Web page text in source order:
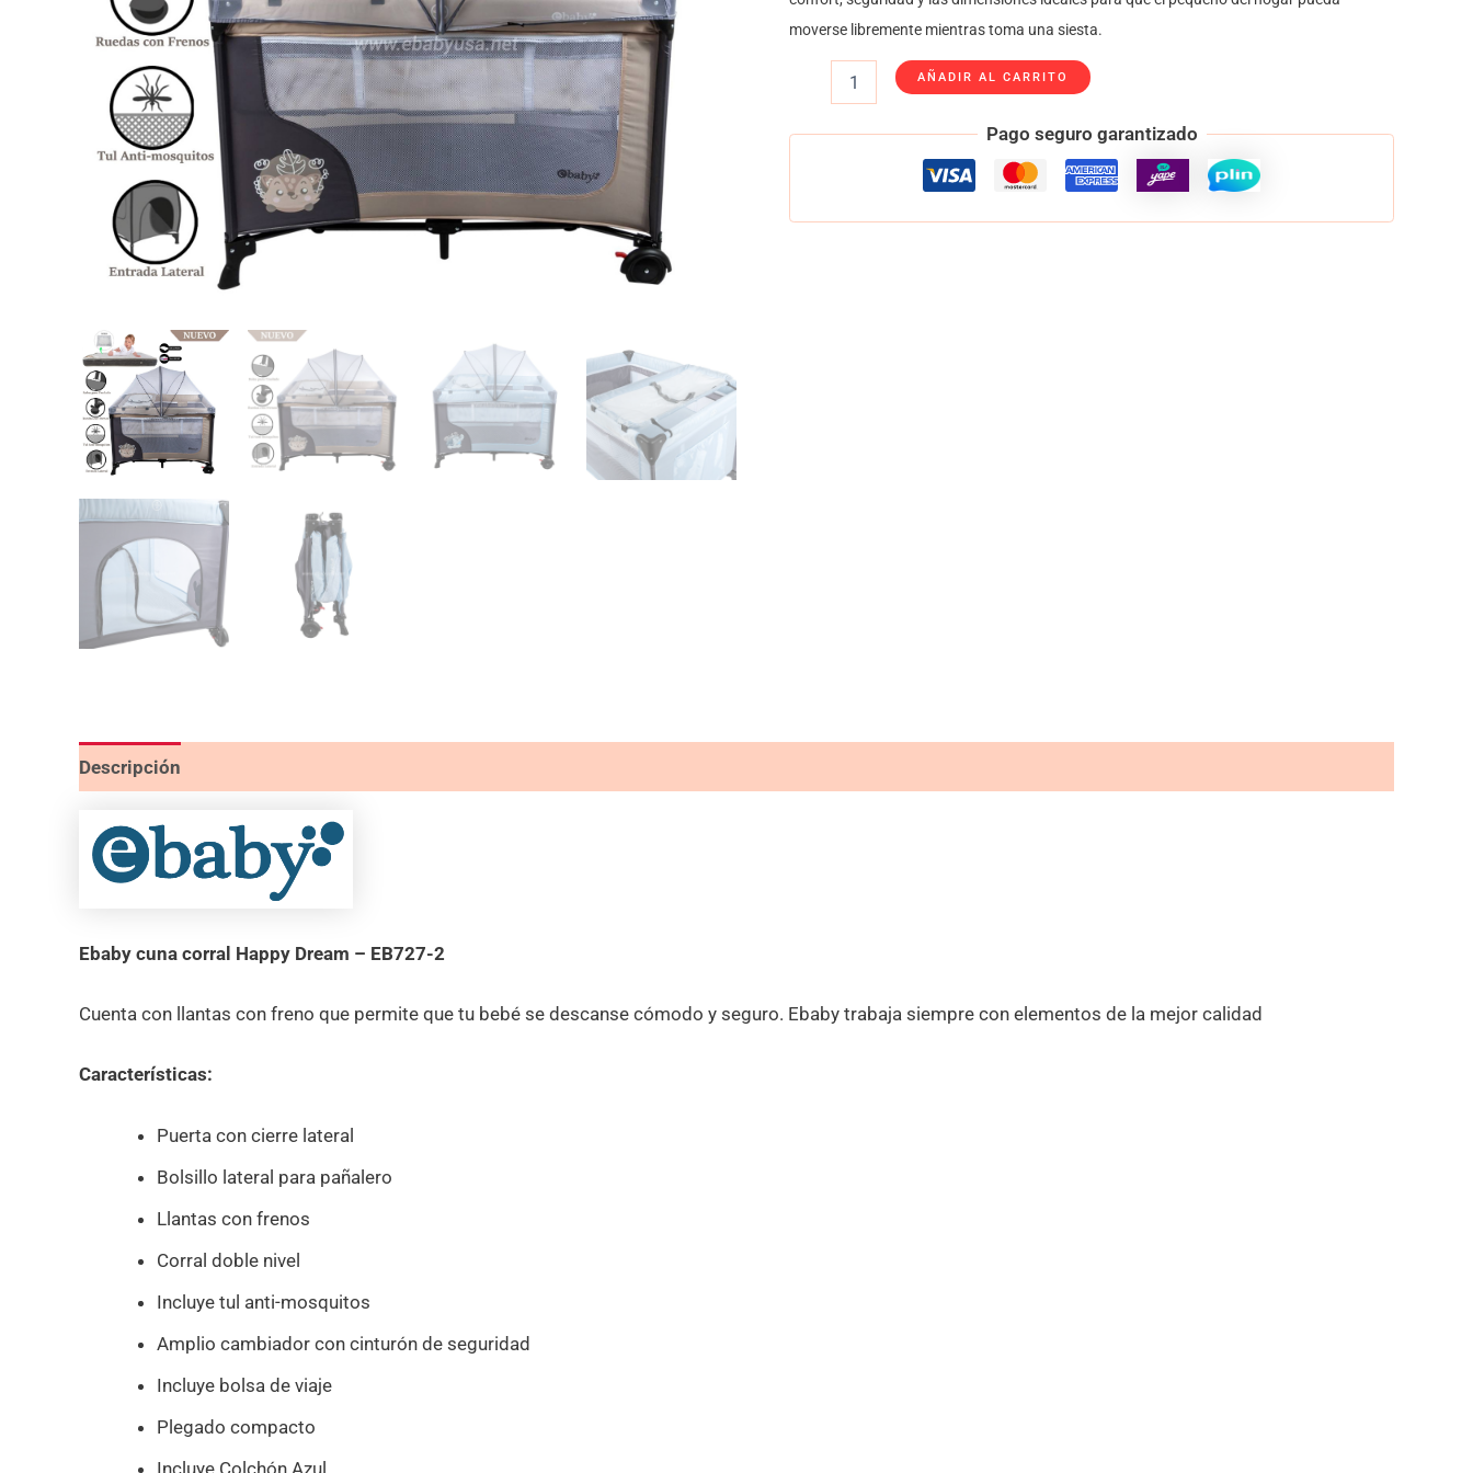
moverse libremente mientras toma una siesta.
AÑADIR AL CARRITO
Pago seguro garantizado
Descripción
Ebaby cuna corral Happy Dream – EB727-2
Cuenta con llantas con freno que permite que tu bebé se descanse cómodo y seguro. Ebaby trabaja siempre con elementos de la mejor calidad
Características:
Puerta con cierre lateral
Bolsillo lateral para pañalero
Llantas con frenos
Corral doble nivel
Incluye tul anti-mosquitos
Amplio cambiador con cinturón de seguridad
Incluye bolsa de viaje
Plegado compacto
Incluye Colchón Azul